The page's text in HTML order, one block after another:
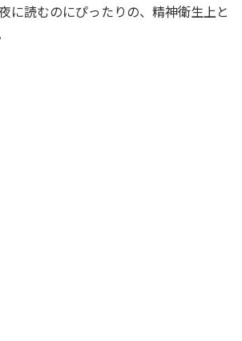
に読むのにぴったりの、精神衛生上と